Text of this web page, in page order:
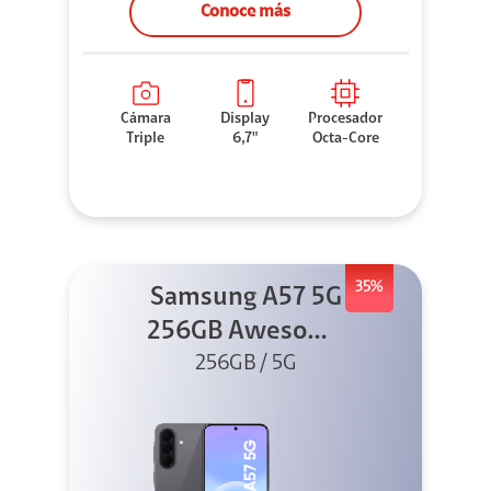
Conoce más
Cámara
Triple
Display
6,7"
Procesador
Octa-Core
35%
Samsung A57 5G
256GB Awesome
Gray
256GB / 5G